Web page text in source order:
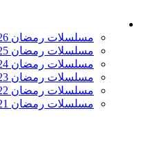
مسلسلات رمضان 2026
مسلسلات رمضان 2025
مسلسلات رمضان 2024
مسلسلات رمضان 2023
مسلسلات رمضان 2022
مسلسلات رمضان 2021